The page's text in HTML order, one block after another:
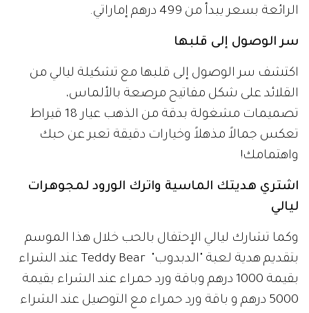
الرائعة بسعر يبدأ من 499 درهم إماراتي.
سر الوصول إلى قلبها
اكتشف سر الوصول إلى قلبها مع تشكيلة ليالي من
القلائد على شكل مفاتيح مرصعة بالألماس،
تصميمات مشغولة بدقة من الذهب عيار 18 قيراط
تعكس جمالاً مذهلاً وخيارات دقيقة تعبر عن حبك
واهتمامك!
اشتري هديتك الماسية واترك الورود لمجوهرات
ليالي
وكما تشارك ليالي الإحتفال بالحب خلال هذا الموسم
بتقديم هدية لعبة "الدبدوب" Teddy Bear عند الشراء
بقيمة 1000 درهم وباقة ورد حمراء عند الشراء بقيمة
5000 درهم و باقة ورد حمراء مع التوصيل عند الشراء